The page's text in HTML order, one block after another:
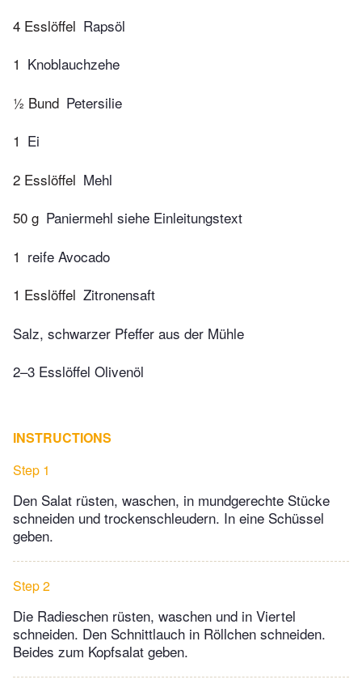
4 Esslöffel Rapsöl
1 Knoblauchzehe
½ Bund Petersilie
1 Ei
2 Esslöffel Mehl
50 g Paniermehl siehe Einleitungstext
1 reife Avocado
1 Esslöffel Zitronensaft
Salz, schwarzer Pfeffer aus der Mühle
2–3 Esslöffel Olivenöl
INSTRUCTIONS
Step 1
Den Salat rüsten, waschen, in mundgerechte Stücke
schneiden und trockenschleudern. In eine Schüssel
geben.
Step 2
Die Radieschen rüsten, waschen und in Viertel
schneiden. Den Schnittlauch in Röllchen schneiden.
Beides zum Kopfsalat geben.